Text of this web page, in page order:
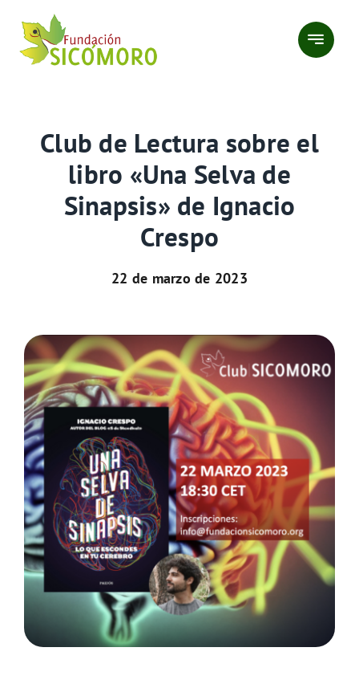
contenido
Club de Lectura sobre el
libro «Una Selva de
Sinapsis» de Ignacio
Crespo
22 de marzo de 2023